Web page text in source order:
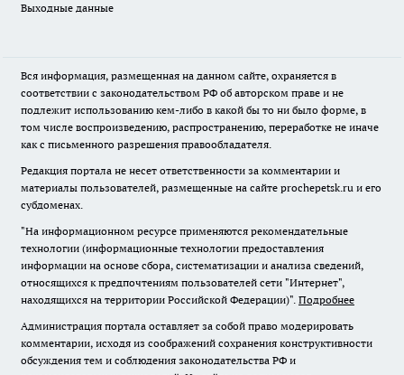
Выходные данные
Вся информация, размещенная на данном сайте, охраняется в
соответствии с законодательством РФ об авторском праве и не
подлежит использованию кем-либо в какой бы то ни было форме, в
том числе воспроизведению, распространению, переработке не иначе
как с письменного разрешения правообладателя.
Редакция портала не несет ответственности за комментарии и
материалы пользователей, размещенные на сайте prochepetsk.ru и его
субдоменах.
"На информационном ресурсе применяются рекомендательные
технологии (информационные технологии предоставления
информации на основе сбора, систематизации и анализа сведений,
относящихся к предпочтениям пользователей сети "Интернет",
находящихся на территории Российской Федерации)". Подробнее
Администрация портала оставляет за собой право модерировать
комментарии, исходя из соображений сохранения конструктивности
обсуждения тем и соблюдения законодательства РФ и